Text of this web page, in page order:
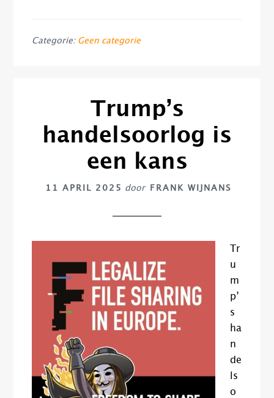
Categorie: Geen categorie
Trump’s
handelsoorlog is
een kans
11 APRIL 2025 door FRANK WIJNANS
Tr
u
m
p’
s
ha
n
de
ls
o